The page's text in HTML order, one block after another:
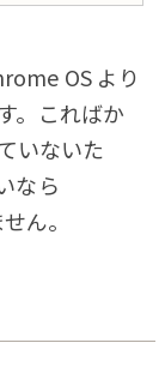
OS より
。こればか
いないた
なら
ん。